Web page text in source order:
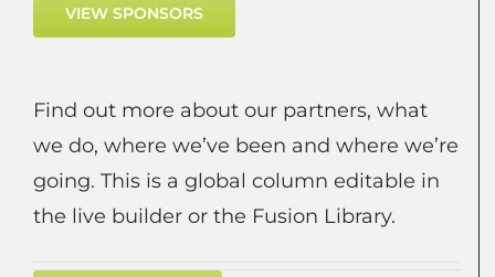
VIEW SPONSORS
Find out more about our partners, what
we do, where we’ve been and where we’re
going. This is a global column editable in
the live builder or the Fusion Library.